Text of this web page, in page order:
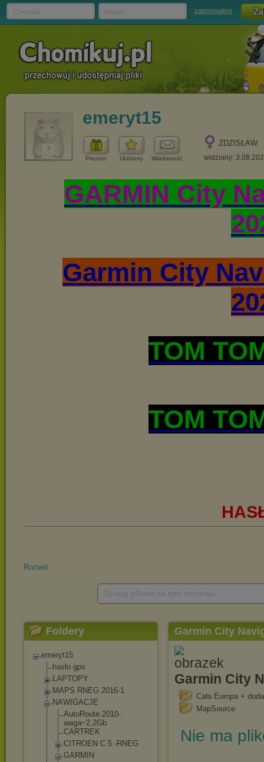
zapomniałem
emeryt15
Prezent Ulubiony Wiadomość
ZDZISŁAW
widziany:
Rozwiń
Foldery
emeryt15
hasło gps
LAPTOPY
MAPS RNEG 2016-1
NAWIGACJE
AutoRoute.2010-
waga~2,2Gb
CARTREK
CITROEN C 5 -RNEG
GARMIN
Garmin City
Garmin City
Cała Europa +
MapSource
Nie ma